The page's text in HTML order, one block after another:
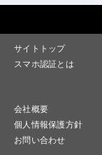
サイトトップ
スマホ認証とは
会社概要
個人情報保護方針
お問い合わせ